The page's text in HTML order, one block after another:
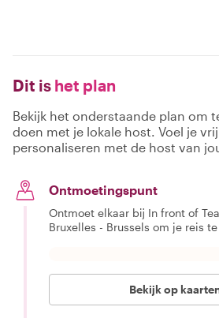
Dit is het plan
Bekijk het onderstaande plan om
doen met je lokale host. Voel je
personaliseren met de host van
Ontmoetingspunt
Ontmoet elkaar bij In front of
Bruxelles - Brussels om je reis
Bekijk op